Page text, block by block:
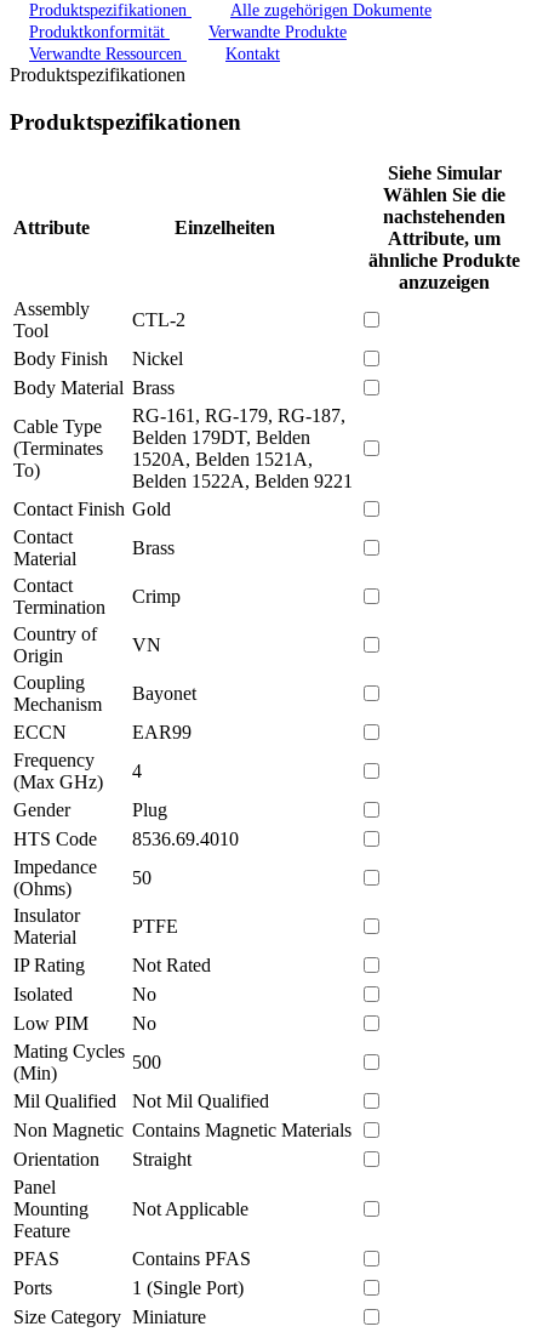
Produktspezifikationen
Alle zugehörigen Dokumente
Produktkonformität
Verwandte Produkte
Verwandte Ressourcen
Kontakt
Produktspezifikationen
Produktspezifikationen
Attribute Einzelheiten
Siehe Simular
Wählen Sie die
nachstehenden
Attribute, um
ähnliche Produkte
anzuzeigen
Assembly
Tool
CTL-2
Body Finish
Nickel
Body Material Brass
Cable Type
(Terminates
To)
RG-161, RG-179, RG-187,
Belden 179DT, Belden
1520A, Belden 1521A,
Belden 1522A, Belden 9221
Contact Finish Gold
Contact
Material
Brass
Contact
Termination
Crimp
Country of
Origin
VN
Coupling
Mechanism
Bayonet
ECCN
EAR99
Frequency
(Max GHz)
4
Gender
Plug
HTS Code
8536.69.4010
Impedance
(Ohms)
50
Insulator
Material
PTFE
IP Rating
Not Rated
Isolated
No
Low PIM
No
Mating Cycles
(Min)
500
Mil Qualified
Not Mil Qualified
Non Magnetic Contains Magnetic Materials
Orientation
Straight
Panel
Mounting
Feature
Not Applicable
PFAS
Contains PFAS
Ports
1 (Single Port)
Size Category Miniature